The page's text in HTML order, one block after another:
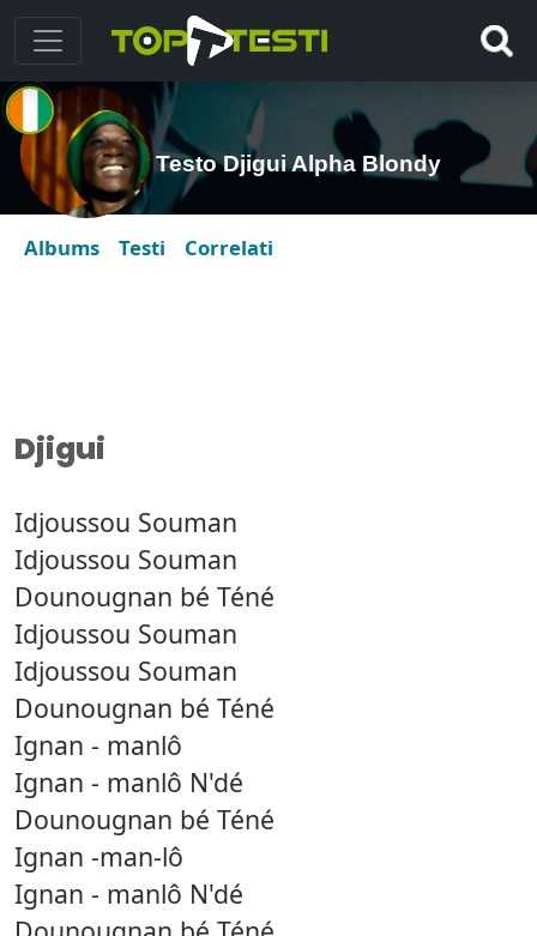
Testo Djigui Alpha Blondy
Albums Testi Correlati
Djigui
Idjoussou Souman
Idjoussou Souman
Dounougnan bé Téné
Idjoussou Souman
Idjoussou Souman
Dounougnan bé Téné
Ignan - manlô
Ignan - manlô N'dé
Dounougnan bé Téné
Ignan -man-lô
Ignan - manlô N'dé